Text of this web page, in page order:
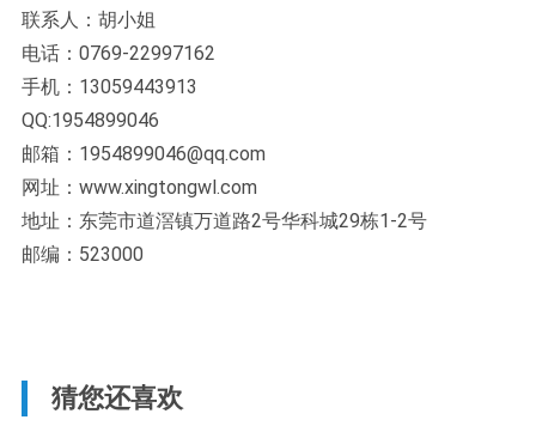
联系人：胡小姐
电话：0769-22997162
手机：13059443913
QQ:1954899046
邮箱：1954899046@qq.com
网址：www.xingtongwl.com
地址：东莞市道滘镇万道路2号华科城29栋1-2号
邮编：523000
猜您还喜欢